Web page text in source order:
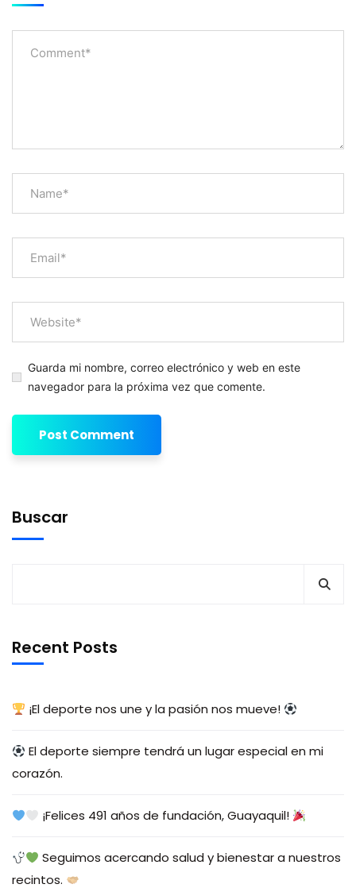
Guarda mi nombre, correo electrónico y web en este
navegador para la próxima vez que comente.
Buscar
Recent Posts
¡El deporte nos une y la pasión nos mueve!
El deporte siempre tendrá un lugar especial en mi
corazón.
¡Felices 491 años de fundación, Guayaquil!
Seguimos acercando salud y bienestar a nuestros
recintos.